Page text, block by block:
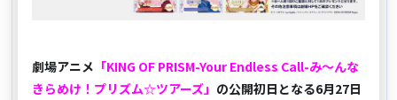
劇場アニメ 「KING OF PRISM-Your Endless Call-み～んな
きらめけ！プリズム☆ツアーズ」 の公開初日となる6月27日